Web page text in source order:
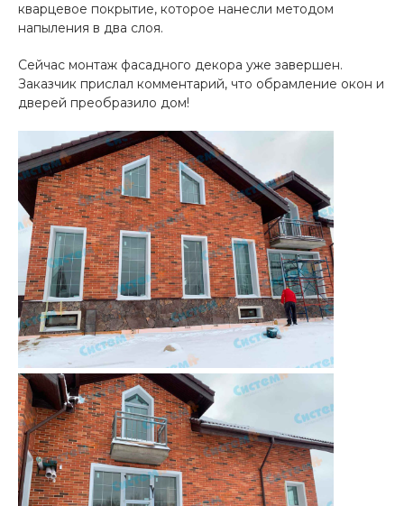
кварцевое покрытие, которое нанесли методом
напыления в два слоя.
Сейчас монтаж фасадного декора уже завершен.
Заказчик прислал комментарий, что обрамление окон и
дверей преобразило дом!